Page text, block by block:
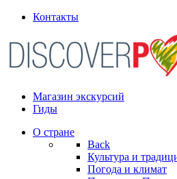
Контакты
Магазин экскурсий
Гиды
О стране
Back
Культура и
Погода и климат